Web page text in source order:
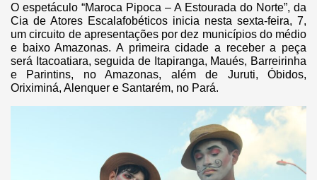
O espetáculo “Maroca Pipoca – A Estourada do Norte”, da
Cia de Atores Escalafobéticos inicia nesta sexta-feira, 7,
um circuito de apresentações por dez municípios do médio
e baixo Amazonas. A primeira cidade a receber a peça
será Itacoatiara, seguida de Itapiranga, Maués, Barreirinha
e Parintins, no Amazonas, além de Juruti, Óbidos,
Oriximiná, Alenquer e Santarém, no Pará.